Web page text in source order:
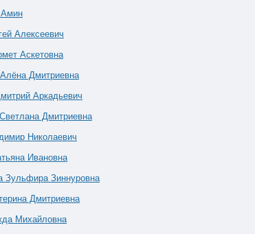
Алексеевич
Аскетовна
Дмитриевна
Аркадьевич
Дмитриевна
Николаевич
Ивановна
Зульфира Зиннуровна
Дмитриевна
Михайловна